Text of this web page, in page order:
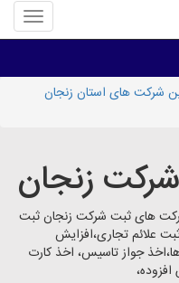
منوی
سایت
ثبت
بندی
ها
شرکت های استان زنجان
زنجان
های ثبت شرکت زنجان ثبت
علائم تجاری،افزایش
جواز تاسیس، اخذ کارت